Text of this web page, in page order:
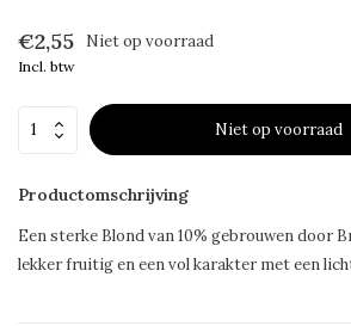
€2,55 Niet op voorraad
Incl. btw
Niet op voorraad
Productomschrijving
Een sterke Blond van 10% gebrouwen door
lekker fruitig en een vol karakter met een